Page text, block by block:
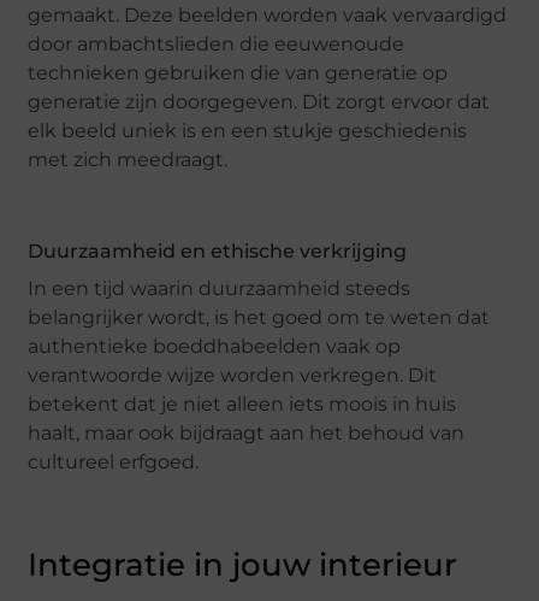
gemaakt. Deze beelden worden vaak vervaardigd
door ambachtslieden die eeuwenoude
technieken gebruiken die van generatie op
generatie zijn doorgegeven. Dit zorgt ervoor dat
elk beeld uniek is en een stukje geschiedenis
met zich meedraagt.
Duurzaamheid en ethische verkrijging
In een tijd waarin duurzaamheid steeds
belangrijker wordt, is het goed om te weten dat
authentieke boeddhabeelden vaak op
verantwoorde wijze worden verkregen. Dit
betekent dat je niet alleen iets moois in huis
haalt, maar ook bijdraagt aan het behoud van
cultureel erfgoed.
Integratie in jouw interieur